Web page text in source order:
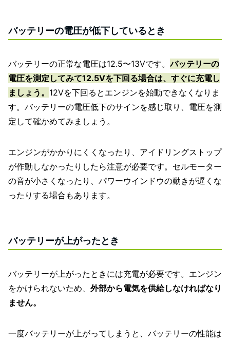
バッテリーの電圧が低下しているとき
バッテリーの正常な電圧は12.5〜13Vです。バッテリーの
電圧を測定してみて12.5Vを下回る場合は、すぐに充電し
ましょう。 12Vを下回るとエンジンを始動できなくなりま
す。バッテリーの電圧低下のサインを感じ取り、電圧を測
定して確かめてみましょう。
エンジンがかかりにくくなったり、アイドリングストップ
が作動しなかったりしたら注意が必要です。セルモーター
の音が小さくなったり、パワーウインドウの動きが遅くな
ったりする場合もあります。
バッテリーが上がったとき
バッテリーが上がったときには充電が必要です。エンジン
をかけられないため、 外部から電気を供給しなければなり
ません。
一度バッテリーが上がってしまうと、バッテリーの性能は